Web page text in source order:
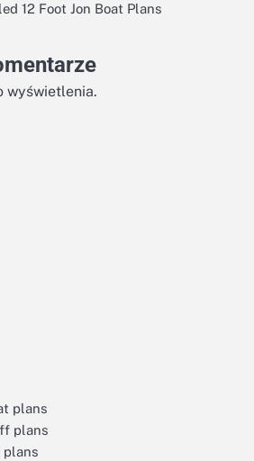
12 Foot Jon Boat Plans
wyświetlenia.
plans
plans
plans